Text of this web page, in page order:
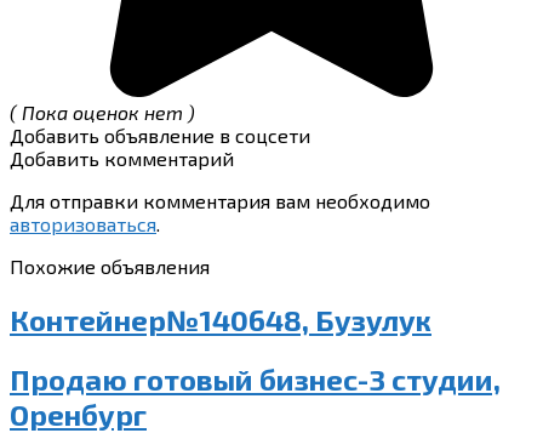
( Пока оценок нет )
Добавить объявление в соцсети
Добавить комментарий
Для отправки комментария вам необходимо
авторизоваться.
Похожие объявления
Контейнер№140648, Бузулук
Продаю готовый бизнес-3 студии,
Оренбург